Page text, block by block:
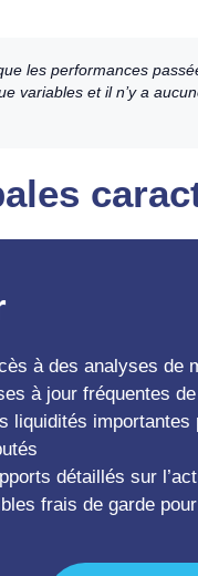
les performances
variables et il n’y a
à des analyses de
à jour fréquentes
liquidités
détaillés sur
frais de garde